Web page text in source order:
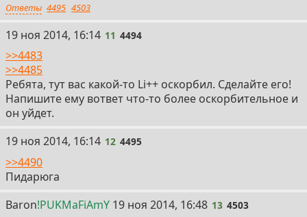
Ответы 4495 4503
11
19 ноя 2014, 16:14 11 4494
>>4483
>>4485
Ребята, тут вас какой-то Li++ оскорбил. Сделайте его!
Напишите ему вответ что-то более оскорбительное и
он уйдет.
12
19 ноя 2014, 16:14 12 4495
>>4490
Пидарюга
Baron!PUKMaFiAmY 13
19 ноя 2014, 16:48 13 4503